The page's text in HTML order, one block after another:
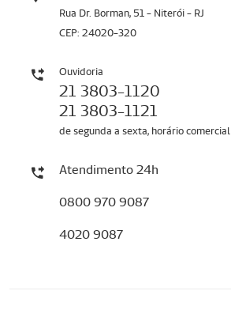
Rua Dr. Borman, 51 - Niterói - RJ
CEP: 24020-320
Ouvidoria
21 3803-1120
21 3803-1121
de segunda a sexta, horário comercial
Atendimento 24h
0800 970 9087
4020 9087